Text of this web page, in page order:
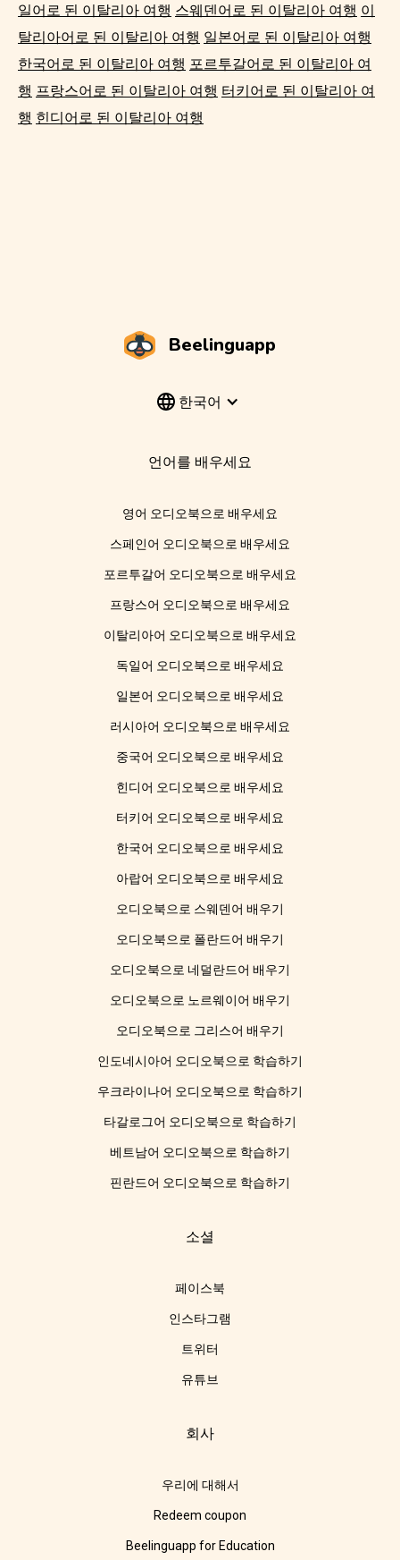
일어로 된 이탈리아 여행 스웨덴어로 된 이탈리아 여행 이
탈리아어로 된 이탈리아 여행 일본어로 된 이탈리아 여행
한국어로 된 이탈리아 여행 포르투갈어로 된 이탈리아 여
행 프랑스어로 된 이탈리아 여행 터키어로 된 이탈리아 여
행 힌디어로 된 이탈리아 여행
Beelinguapp
한국어
언어를 배우세요
영어 오디오북으로 배우세요
스페인어 오디오북으로 배우세요
포르투갈어 오디오북으로 배우세요
프랑스어 오디오북으로 배우세요
이탈리아어 오디오북으로 배우세요
독일어 오디오북으로 배우세요
일본어 오디오북으로 배우세요
러시아어 오디오북으로 배우세요
중국어 오디오북으로 배우세요
힌디어 오디오북으로 배우세요
터키어 오디오북으로 배우세요
한국어 오디오북으로 배우세요
아랍어 오디오북으로 배우세요
오디오북으로 스웨덴어 배우기
오디오북으로 폴란드어 배우기
오디오북으로 네덜란드어 배우기
오디오북으로 노르웨이어 배우기
오디오북으로 그리스어 배우기
인도네시아어 오디오북으로 학습하기
우크라이나어 오디오북으로 학습하기
타갈로그어 오디오북으로 학습하기
베트남어 오디오북으로 학습하기
핀란드어 오디오북으로 학습하기
소셜
페이스북
인스타그램
트위터
유튜브
회사
우리에 대해서
Redeem coupon
Beelinguapp for Education